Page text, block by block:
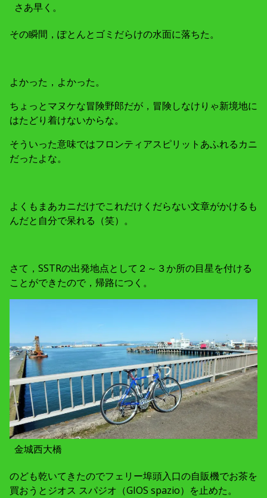
さあ早く。
その瞬間，ぽとんとゴミだらけの水面に落ちた。
よかった，よかった。
ちょっとマヌケな冒険野郎だが，冒険しなけりゃ新境地に
はたどり着けないからな。
そういった意味ではフロンティアスピリットあふれるカニ
だったよな。
よくもまあカニだけでこれだけくだらない文章がかけるも
んだと自分で呆れる（笑）。
さて，SSTRの出発地点として２～３か所の目星を付ける
ことができたので，帰路につく。
金城西大橋
のども乾いてきたのでフェリー埠頭入口の自販機でお茶を
買おうとジオス スパジオ（GIOS spazio）を止めた。